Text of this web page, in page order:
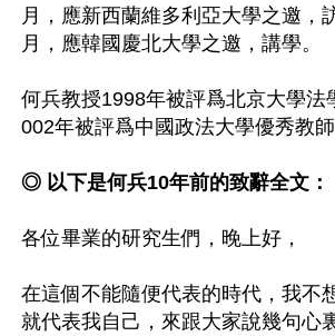
月，應新西蘭維多利亞大學之邀，
月，應韓國慶北大學之邀，講學。
何兵教授1998年被評爲北京大學法
002年被評爲中國政法大學優秀教師
◎ 以下是何兵10年前的致辭全文：
各位畢業的研究生們，晚上好，
在這個不能隨便代表的時代，我不
就代表我自己，來跟大家說幾句心